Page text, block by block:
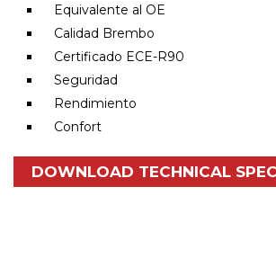
Equivalente al OE
Calidad Brembo
Certificado ECE-R90
Seguridad
Rendimiento
Confort
DOWNLOAD TECHNICAL